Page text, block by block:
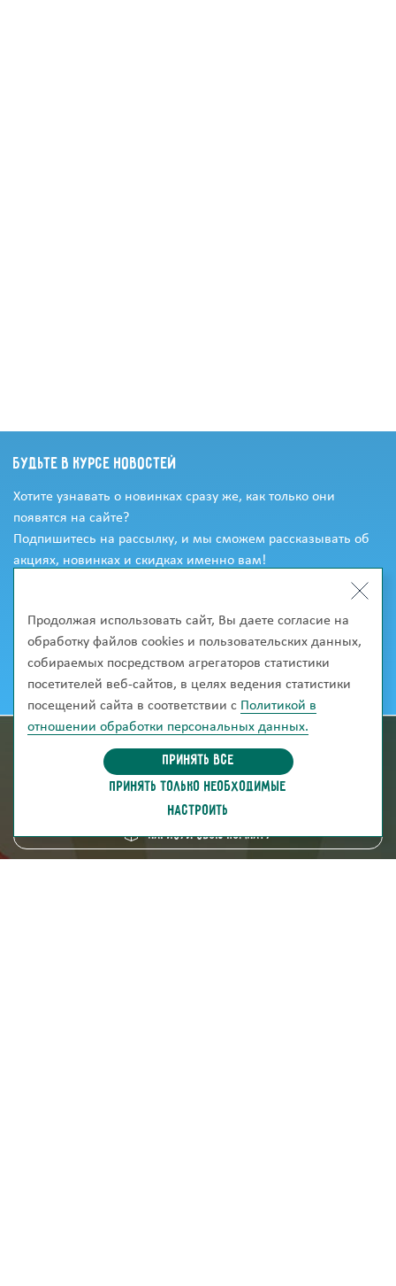
Продолжая использовать сайт, Вы даете согласие на
обработку файлов cookies и пользовательских данных,
собираемых посредством агрегаторов статистики
посетителей веб-сайтов, в целях ведения статистики
посещений сайта в соответствии с Политикой в
отношении обработки персональных данных.
Принять все
ПРИНЯТЬ ТОЛЬКО НЕОБХОДИМЫЕ
НАСТРОИТЬ
Будьте в курсе новостей
Хотите узнавать о новинках сразу же, как только они
появятся на сайте?
Подпишитесь на рассылку, и мы сможем рассказывать об
акциях, новинках и скидках именно вам!
информация для покупателей
скачать каталог
Нарисуй свою комнату